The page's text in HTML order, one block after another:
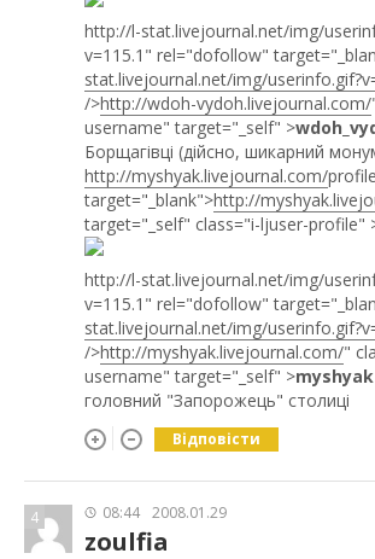
http://l-stat.livejournal.net/img/
v=115.1" rel="dofollow"
stat.livejournal.net/img/
/>http://wdoh-vydoh.livejournal.com/
username" target="_self" >
Борщагівці (дійсно, шикарний
http://myshyak.livejournal.com/
target="_blank">http://
target="_self" class="i-ljuser-profile"
http://l-stat.livejournal.net/img/
v=115.1" rel="dofollow"
stat.livejournal.net/img/
/>http://myshyak.livejournal.com/"
username" target="_self" >myshyak
головний "Запорожець" столиці
Відповісти
4 08:44 2008.01.29
zoulfia